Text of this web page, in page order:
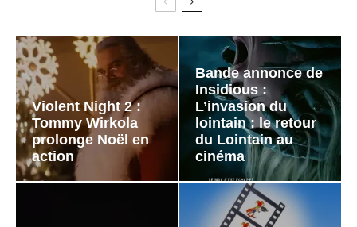
Violent Night 2 :
Tommy Wirkola
prolonge Noël en
action
Bande annonce de
Insidious :
L’invasion du
lointain : le retour
du Lointain au
cinéma